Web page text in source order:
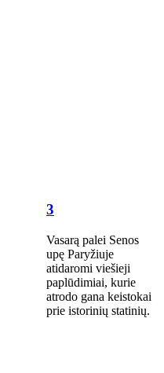
3
Vasarą palei Senos
upę Paryžiuje
atidaromi viešieji
paplūdimiai, kurie
atrodo gana keistokai
prie istorinių statinių.